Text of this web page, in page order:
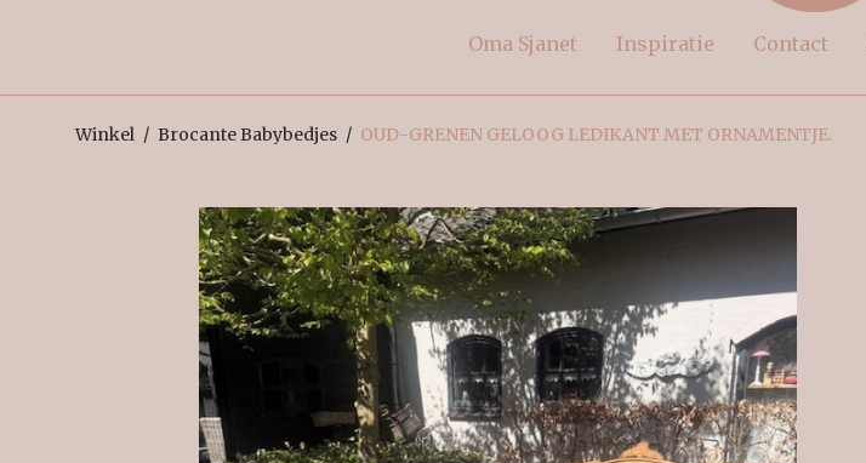
Oma Sjanet Inspiratie Contact
Winkel / Brocante Babybedjes / OUD-GRENEN GELOOG LEDIKANT MET ORNAMENTJE.